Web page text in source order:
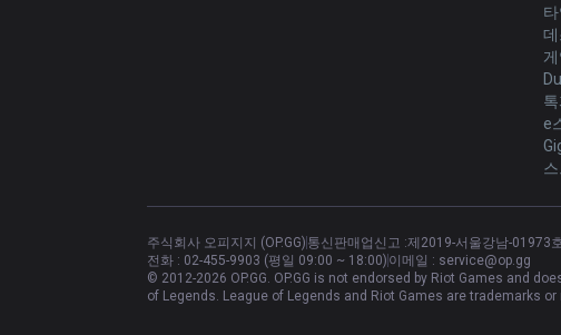
e
주식회사 오피지지 (OP.GG) 통신판매업신고 :제2019-서울강남-01973
전화 : 02-455-9903 (평일 09:00 ~ 18:00) 이메일 : service@op.gg
© 2012-2026 OP.GG. OP.GG is not endorsed by Riot Games and
of Legends. League of Legends and Riot Games are trademarks